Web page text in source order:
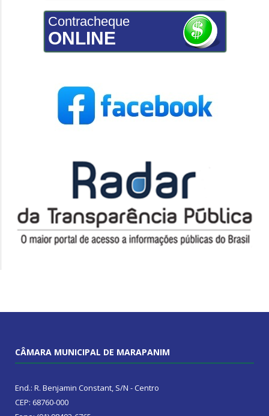
Contracheque
ONLINE
CÂMARA MUNICIPAL DE MARAPANIM
End.: R. Benjamin Constant, S/N - Centro
CEP: 68760-000